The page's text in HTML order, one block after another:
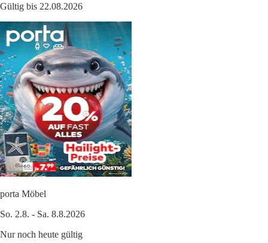
Gültig bis 22.08.2026
porta Möbel
So. 2.8. - Sa. 8.8.2026
Nur noch heute gültig